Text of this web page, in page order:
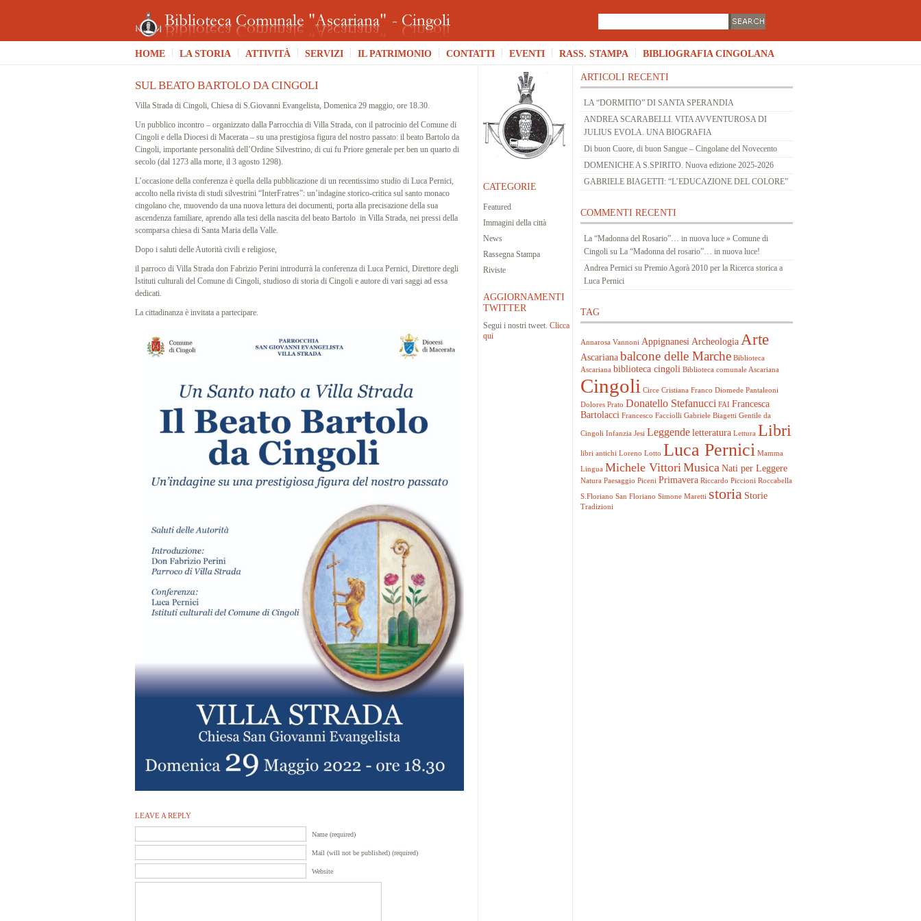
HOME LA STORIA ATTIVITÀ SERVIZI IL PATRIMONIO CONTATTI EVENTI RASS. STAMPA BIBLIOGRAFIA CINGOLANA
SUL BEATO BARTOLO DA CINGOLI
Villa Strada di Cingoli, Chiesa di S.Giovanni Evangelista, Domenica 29 maggio, ore 18.30.
Un pubblico incontro – organizzato dalla Parrocchia di Villa Strada, con il patrocinio del Comune di
Cingoli e della Diocesi di Macerata – su una prestigiosa figura del nostro passato: il beato Bartolo da
Cingoli, importante personalità dell’Ordine Silvestrino, di cui fu Priore generale per ben un quarto di
secolo (dal 1273 alla morte, il 3 agosto 1298).
L’occasione della conferenza è quella della pubblicazione di un recentissimo studio di Luca Pernici,
accolto nella rivista di studi silvestrini “InterFratres”: un’indagine storico-critica sul santo monaco
cingolano che, muovendo da una nuova lettura dei documenti, porta alla precisazione della sua
ascendenza familiare, aprendo alla tesi della nascita del beato Bartolo in Villa Strada, nei pressi della
scomparsa chiesa di Santa Maria della Valle.
Dopo i saluti delle Autorità civili e religiose,
il parroco di Villa Strada don Fabrizio Perini introdurrà la conferenza di Luca Pernici, Direttore degli
Istituti culturali del Comune di Cingoli, studioso di storia di Cingoli e autore di vari saggi ad essa
dedicati.
La cittadinanza è invitata a partecipare.
LEAVE A REPLY
Name (required)
Mail (will not be published) (required)
Website
CATEGORIE
Featured
Immagini della città
News
Rassegna Stampa
Riviste
AGGIORNAMENTI
TWITTER
Segui i nostri tweet. Clicca
qui
ARTICOLI RECENTI
LA “DORMITIO” DI SANTA SPERANDIA
ANDREA SCARABELLI. VITA AVVENTUROSA DI
JULIUS EVOLA. UNA BIOGRAFIA
Di buon Cuore, di buon Sangue – Cingolane del Novecento
DOMENICHE A S.SPIRITO. Nuova edizione 2025-2026
GABRIELE BIAGETTI: “L’EDUCAZIONE DEL COLORE”
COMMENTI RECENTI
La “Madonna del Rosario”… in nuova luce » Comune di
Cingoli su La “Madonna del rosario”… in nuova luce!
Andrea Pernici su Premio Agorà 2010 per la Ricerca storica a
Luca Pernici
TAG
Annarosa Vannoni Appignanesi Archeologia Arte
Ascariana balcone delle Marche Biblioteca
Ascariana biblioteca cingoli Biblioteca comunale Ascariana
Cingoli Circe Cristiana Franco Diomede Pantaleoni
Dolores Prato Donatello Stefanucci FAI Francesca
Bartolacci Francesco Facciolli Gabriele Biagetti Gentile da
Cingoli Infanzia Jesi Leggende letteratura Lettura Libri
libri antichi Loreno Lotto Luca Pernici Mamma
Lingua Michele VittoriMusica Nati per Leggere
Natura Paesaggio Piceni Primavera Riccardo Piccioni Roccabella
S.Floriano San Floriano Simone Maretti storia Storie
Tradizioni